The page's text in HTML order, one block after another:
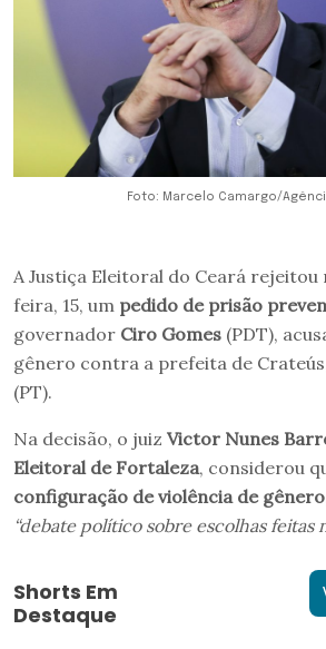
Foto: Marcelo Camargo/
A Justiça Eleitoral do Ceará rejeitou
feira, 15, um pedido de prisão
governador Ciro Gomes (PDT),
gênero contra a prefeita de
(PT).
Na decisão, o juiz Victor Nunes
Eleitoral de Fortaleza, considerou
configuração de violência de gênero
“debate político sobre escolhas feitas
Shorts Em
Destaque